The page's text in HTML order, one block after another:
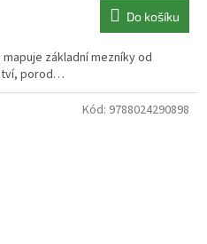
Do košíku
základní mezníky od
porod…
Kód: 9788024290898